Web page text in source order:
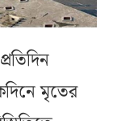
মৃতের